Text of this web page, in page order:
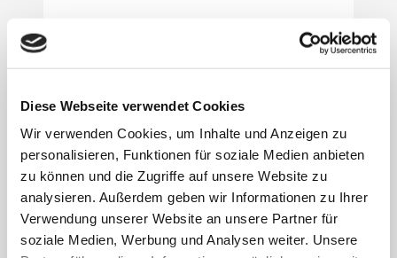
Diese Webseite verwendet Cookies
Wir verwenden Cookies, um Inhalte und Anzeigen zu
personalisieren, Funktionen für soziale Medien anbieten
zu können und die Zugriffe auf unsere Website zu
analysieren. Außerdem geben wir Informationen zu Ihrer
Verwendung unserer Website an unsere Partner für
soziale Medien, Werbung und Analysen weiter. Unsere
Keine
Umsatzsteuerhaftu
ng des
Grundstückserwer
bers für